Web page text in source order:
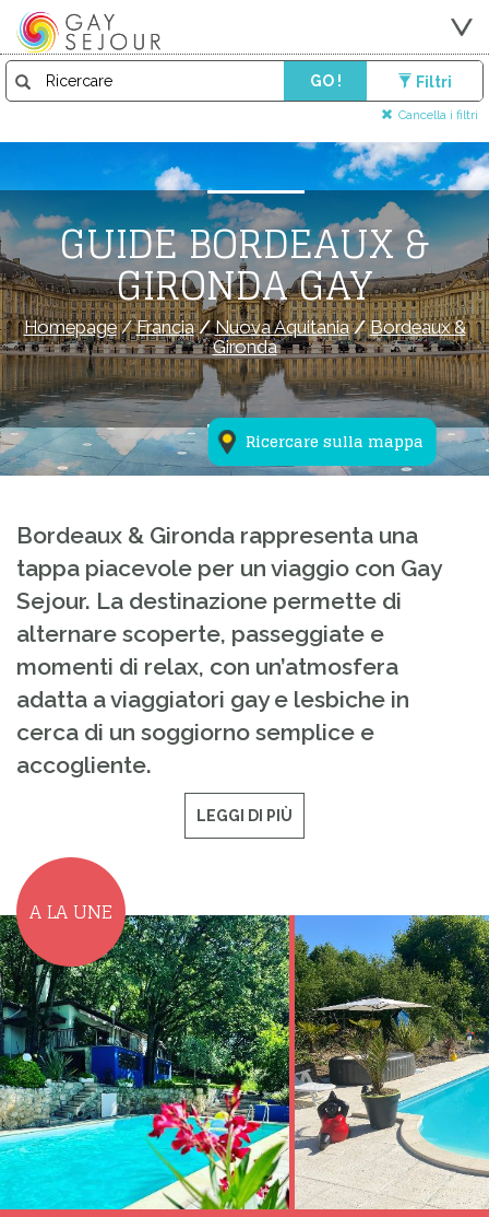
GO ! Filtri
Cancella i filtri
Ricercare sulla mappa
GUIDE BORDEAUX &
GIRONDA GAY
Homepage/Francia/Nuova Aquitania/Bordeaux &
Gironda
Bordeaux & Gironda rappresenta una
tappa piacevole per un viaggio con Gay
Sejour. La destinazione permette di
alternare scoperte, passeggiate e
momenti di relax, con un’atmosfera
adatta a viaggiatori gay e lesbiche in
cerca di un soggiorno semplice e
accogliente.
LEGGI DI PIÙ
A LA UNE